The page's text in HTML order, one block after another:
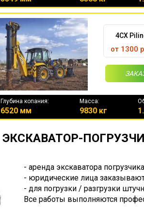
4CX
от 1300
Глубина копания:
6520 мм
Масса:
9830 кг
ЭКСКАВАТОР-
- аренда экскаватора
- юридические лица
- для погрузки / разгрузки
Все работы выполняются